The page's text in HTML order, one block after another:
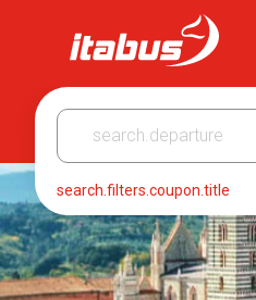
search.filters.coupon.title